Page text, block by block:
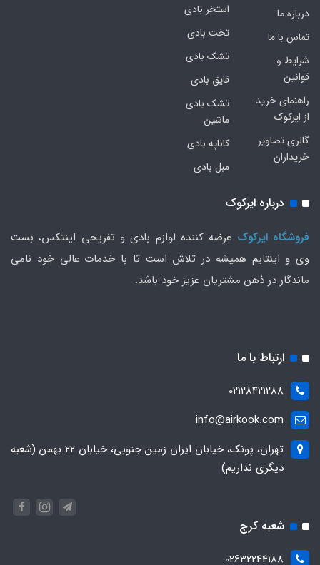
درباره ما
تماس با ما
شرایط و
قوانین
راهنمای خرید
از ایرکوک
گالری تصاویر
خریداران
استخر بادی
تخت بادی
تشک بادی
قایق بادی
تشک بادی
ماشین
کاناپه بادی
مبل بادی
درباره ایرکوک
فروشگاه ایرکوک عرضه کننده لوازم بادی و تفریحی اینتکس، بست
وی و اینتایم همیشه در تلاش است تا با خدمات عالی خود نامی
ماندگار در ذهن مشتریان عزیز خود باشد.
ارتباط با ما
02128421288
info@airkook.com
تهران، پونک، خیابان ایران زمین جنوبی، خیابان 22 بهمن (شعبه
دیگری نداریم)
شعبه کرج
02632244188